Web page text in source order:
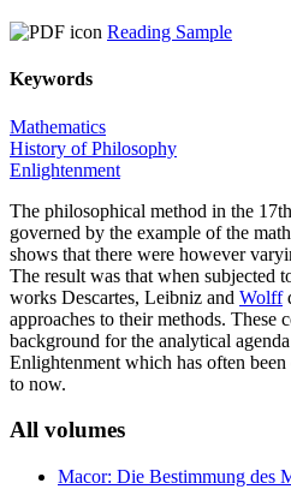
Reading Sample
Keywords
Mathematics
History of Philosophy
Enlightenment
The philosophical method in the
governed by the example of the
shows that there were however
The result was that when subjected
works Descartes, Leibniz and Wolff
approaches to their methods. These
background for the analytical
Enlightenment which has often
to now.
All volumes
Macor: Die Bestimmung des